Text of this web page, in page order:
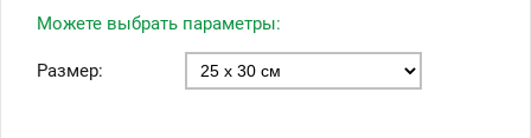
Можете выбрать параметры:
Размер: